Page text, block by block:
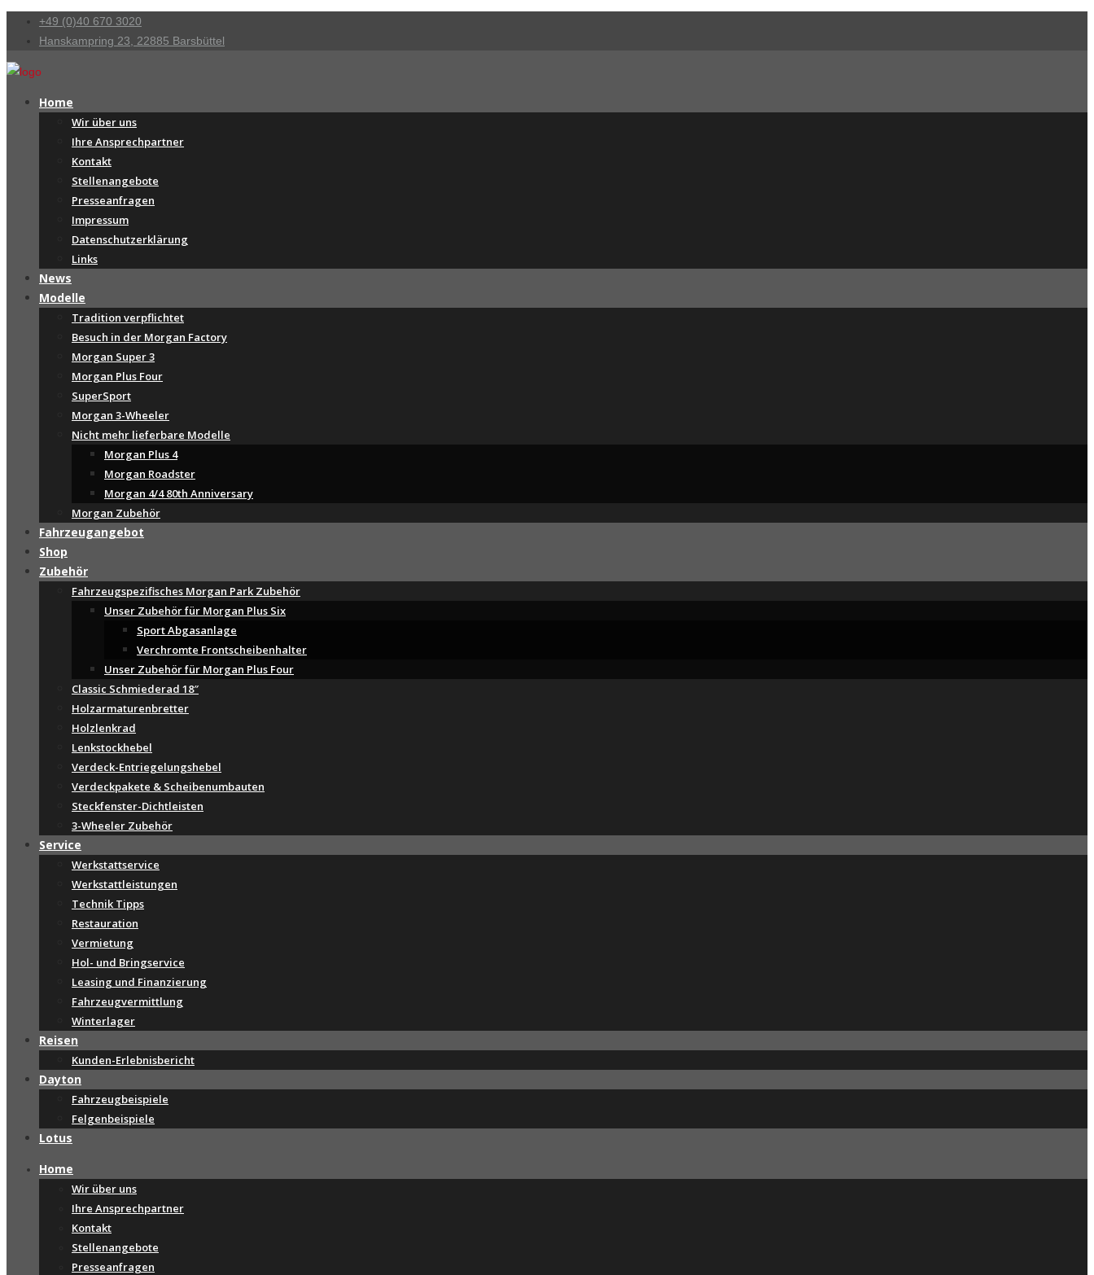
+49 (0)40 670 3020
Hanskampring 23, 22885 Barsbüttel
Home
Wir über uns
Ihre Ansprechpartner
Kontakt
Stellenangebote
Presseanfragen
Impressum
Datenschutzerklärung
Links
News
Modelle
Tradition verpflichtet
Besuch in der Morgan Factory
Morgan Super 3
Morgan Plus Four
SuperSport
Morgan 3-Wheeler
Nicht mehr lieferbare Modelle
Morgan Plus 4
Morgan Roadster
Morgan 4/4 80th Anniversary
Morgan Zubehör
Fahrzeugangebot
Shop
Zubehör
Fahrzeugspezifisches Morgan Park Zubehör
Unser Zubehör für Morgan Plus Six
Sport Abgasanlage
Verchromte Frontscheibenhalter
Unser Zubehör für Morgan Plus Four
Classic Schmiederad 18″
Holzarmaturenbretter
Holzlenkrad
Lenkstockhebel
Verdeck-Entriegelungshebel
Verdeckpakete & Scheibenumbauten
Steckfenster-Dichtleisten
3-Wheeler Zubehör
Service
Werkstattservice
Werkstattleistungen
Technik Tipps
Restauration
Vermietung
Hol- und Bringservice
Leasing und Finanzierung
Fahrzeugvermittlung
Winterlager
Reisen
Kunden-Erlebnisbericht
Dayton
Fahrzeugbeispiele
Felgenbeispiele
Lotus
Home
Wir über uns
Ihre Ansprechpartner
Kontakt
Stellenangebote
Presseanfragen